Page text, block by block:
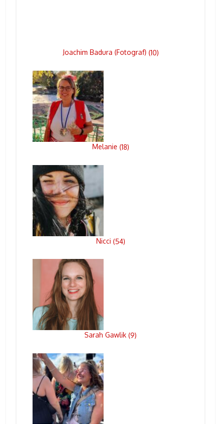
Joachim Badura (Fotograf) (10)
Melanie (18)
Nicci (54)
Sarah Gawlik (9)